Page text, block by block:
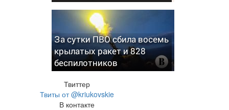
За сутки ПВО сбила восемь
крылатых ракет и 828
беспилотников
Твиттер
Твиты от @kriukovskie
В контакте